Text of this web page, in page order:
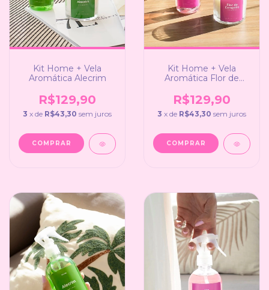
Kit Home + Vela
Aromática Alecrim
R$129,90
3 x de R$43,30 sem juros
Kit Home + Vela
Aromática Flor de
R$129,90
3 x de R$43,30 sem juros